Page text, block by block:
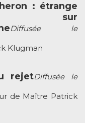
: étrange
sur
Diffusée le
Klugman
rejetDiffusée le
de Maître Patrick